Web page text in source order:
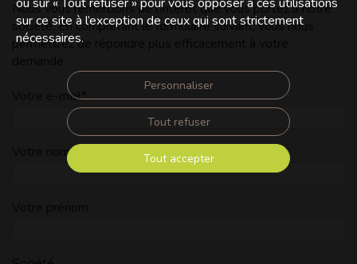
Nous vous remercions de l'intérêt que vous portez à notre
société. En complétant le formulaire suivant, vous nous
permettrez de répondre plus efficacement à votre
Votre e-mail*
Votre nom*
sur ce site à l’exception de ceux qui sont strictement
nécessaires.
Personnaliser
Tout refuser
Tout accepter